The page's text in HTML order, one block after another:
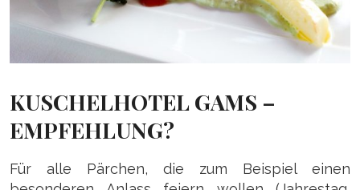
KUSCHELHOTEL GAMS –
EMPFEHLUNG?
Für alle Pärchen, die zum Beispiel einen